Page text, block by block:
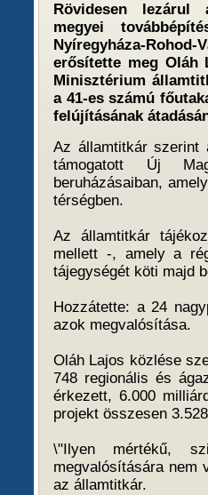
Rövidesen lezárul
megyei
Nyíregyháza-
erősítette meg Oláh
Minisztérium
a 41-es számú
felújításának
Az államtitkár szerint
támogatott Új
beruházásaiban,
térségben.
Az államtitkár
mellett -, amely a
tájegységét köti majd
Hozzátette: a 24
azok megvalósítása.
Oláh Lajos közlése
748 regionális és
érkezett, 6.000
projekt összesen
\"Ilyen mértékű,
megvalósítására nem
az államtitkár.